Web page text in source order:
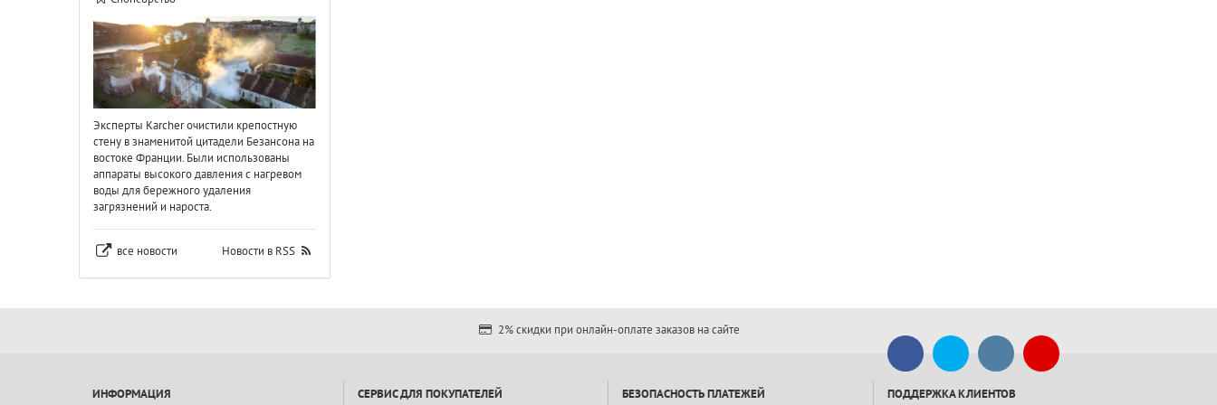
Эксперты Karcher очистили крепостную
стену в знаменитой цитадели Безансона на
востоке Франции. Были использованы
аппараты высокого давления с нагревом
воды для бережного удаления
загрязнений и нароста.
все новости Новости в RSS
2% скидки при онлайн-оплате заказов на сайте
ИНФОРМАЦИЯ СЕРВИС ДЛЯ ПОКУПАТЕЛЕЙ БЕЗОПАСНОСТЬ ПЛАТЕЖЕЙ ПОДДЕРЖКА КЛИЕНТОВ